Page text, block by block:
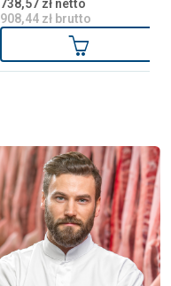
738,57 zł netto
908,44 zł brutto
Dodaj do